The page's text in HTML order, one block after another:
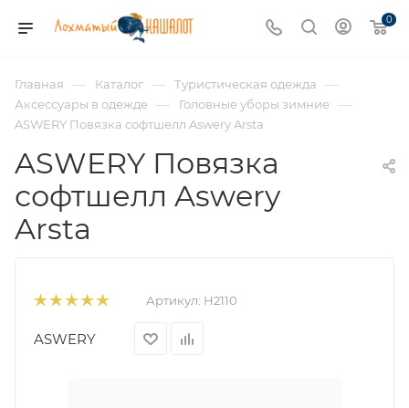
0
Главная — Каталог — Туристическая одежда —
Аксессуары в одежде — Головные уборы зимние —
ASWERY Повязка софтшелл Aswery Arsta
ASWERY Повязка
софтшелл Aswery
Arsta
Артикул: H2110
ASWERY